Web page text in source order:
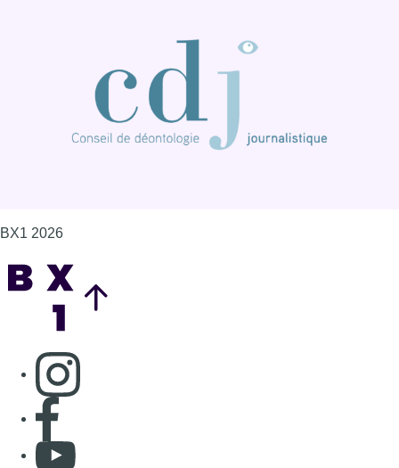
BX1 2026
Consulter page Instagram
Consulter page Facebook
Consulter Youtube